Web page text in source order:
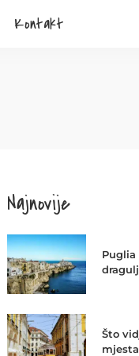
Kontakt
Najnovije
Puglia
Što